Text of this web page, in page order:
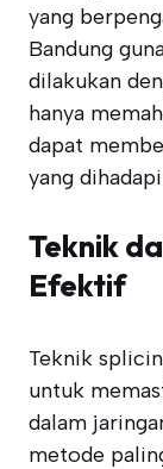
yang
Bandung
dilakukan
hanya
dapat
yang
Teknik
Efektif
Teknik
untuk
dalam
metode